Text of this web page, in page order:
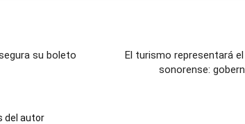
su boleto
El turismo representará
sonorense:
del autor